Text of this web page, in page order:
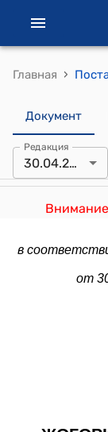
Главная ›
Документ
Редакция
30.04.2015